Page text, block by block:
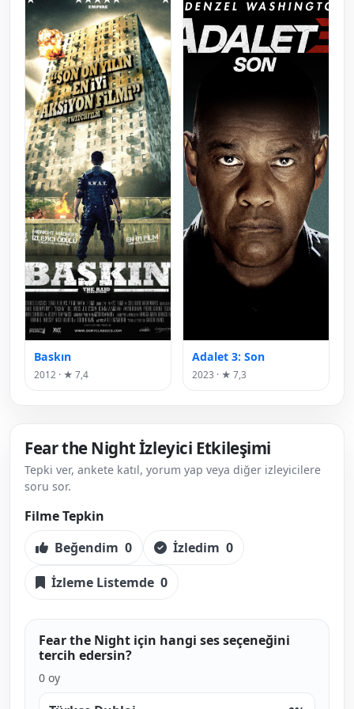
Baskın
2012 · ★ 7,4
Adalet 3: Son
2023 · ★ 7,3
Fear the Night İzleyici Etkileşimi
Tepki ver, ankete katıl, yorum yap veya diğer izleyicilere
soru sor.
Filme Tepkin
Beğendim 0 İzledim 0
İzleme Listemde 0
Fear the Night için hangi ses seçeneğini
tercih edersin?
0 oy